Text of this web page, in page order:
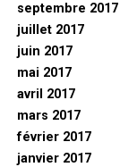
septembre 2017
juillet 2017
juin 2017
mai 2017
avril 2017
mars 2017
février 2017
janvier 2017